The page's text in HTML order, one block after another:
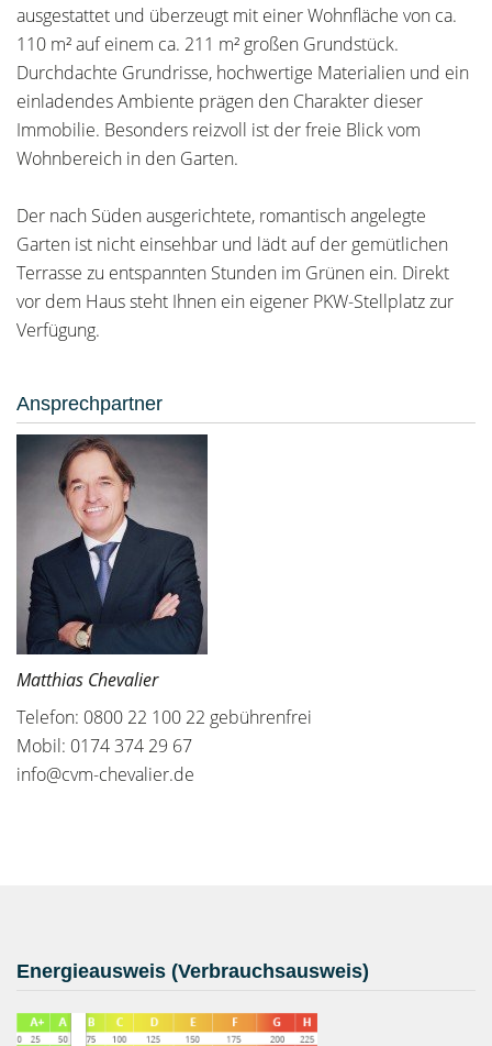
ausgestattet und überzeugt mit einer Wohnfläche von ca.
110 m² auf einem ca. 211 m² großen Grundstück.
Durchdachte Grundrisse, hochwertige Materialien und ein
einladendes Ambiente prägen den Charakter dieser
Immobilie. Besonders reizvoll ist der freie Blick vom
Wohnbereich in den Garten.
Der nach Süden ausgerichtete, romantisch angelegte
Garten ist nicht einsehbar und lädt auf der gemütlichen
Terrasse zu entspannten Stunden im Grünen ein. Direkt
vor dem Haus steht Ihnen ein eigener PKW-Stellplatz zur
Verfügung.
Ansprechpartner
Matthias Chevalier
Telefon: 0800 22 100 22 gebührenfrei
Mobil: 0174 374 29 67
info@cvm-chevalier.de
Energieausweis (Verbrauchsausweis)